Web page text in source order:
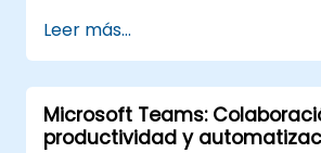
Leer más...
Microsoft Teams:
productividad y